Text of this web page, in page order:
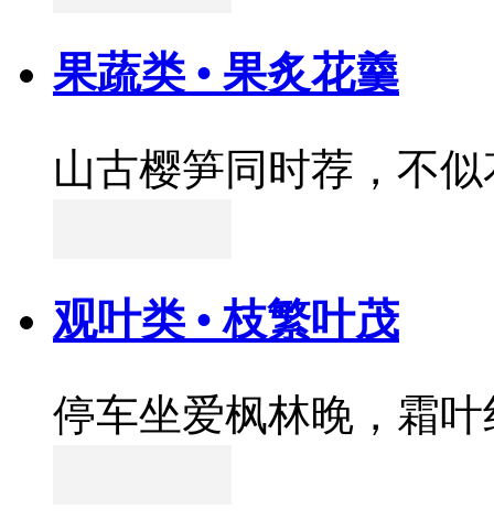
果蔬类 • 果炙花羹
山古樱笋同时荐，不
观叶类 • 枝繁叶茂
停车坐爱枫林晚，霜